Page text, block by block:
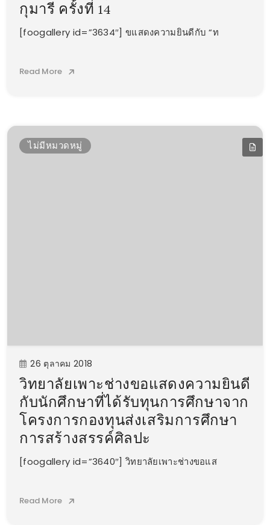
กุมารี ครั้งที่ 14
[foogallery id=”3634″] ขแสดงความยินดีกับ “ท
Read More
ไม่มีหมวดหมู่
26 ตุลาคม 2018
วิทยาลัยเพาะช่างขอแสดงความยินดี
กับนักศึกษาที่ได้รับทุนการศึกษาจาก
โครงการกองทุนส่งเสริมการศึกษา
การสร้างสรรค์ศิลปะ
[foogallery id=”3640″] วิทยาลัยเพาะช่างขอแส
Read More